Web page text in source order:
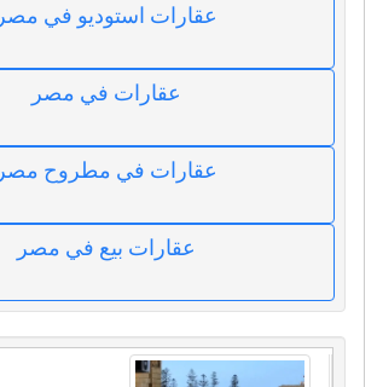
عقارات استوديو في مصر
عقارات في مصر
عقارات في مطروح مصر
عقارات بيع في مصر